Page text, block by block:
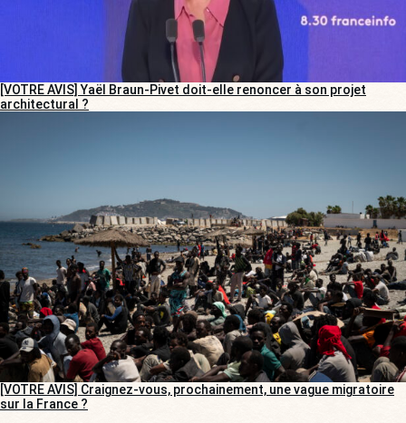
[VOTRE AVIS] Yaël Braun-Pivet doit-elle renoncer à son projet
architectural ?
[VOTRE AVIS] Craignez-vous, prochainement, une vague migratoire
sur la France ?